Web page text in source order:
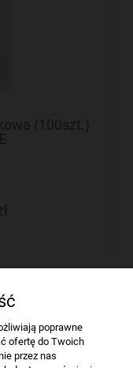
(100szt.)
poprawne
ofertę do Twoich
przez nas